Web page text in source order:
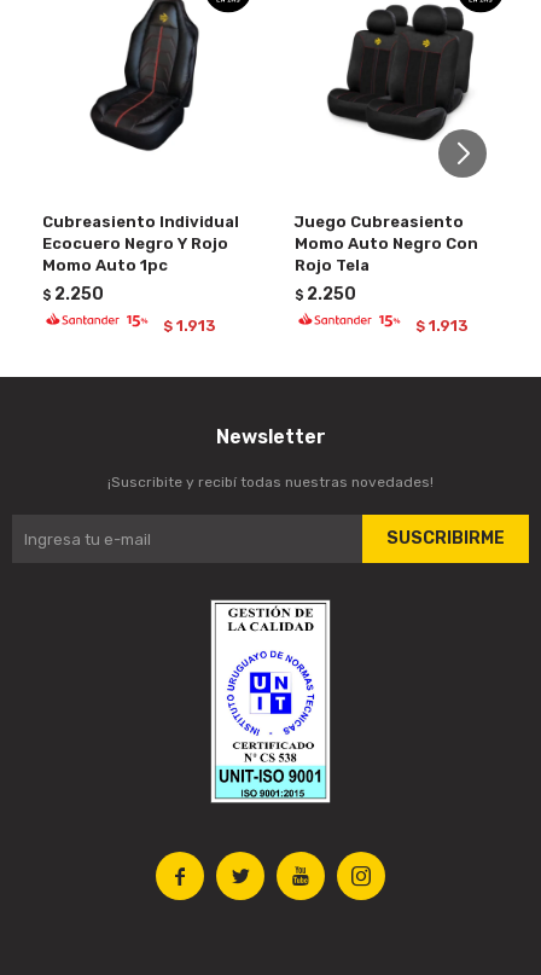
Cubreasiento Individual
Ecocuero Negro Y Rojo
Momo Auto 1pc
$ 2.250
$ 1.913
Juego Cubreasiento
Momo Auto Negro Con
Rojo Tela
$ 2.250
$ 1.913
   
Newsletter
¡Suscribite y recibí todas nuestras novedades!
SUSCRIBIRME